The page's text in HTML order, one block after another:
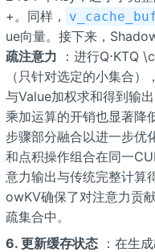
+。同样，
ue向量。接下来，
疏注意力 ：进行Q⋅KTQ
（只针对选定的小集合
与Value加权求和得到输
乘加运算的开销也显著降
步骤部分融合以进一步优
和点积操作组合在同一
意力输出与传统完整计
owKV确保了对注意力贡
疏集合中。
6. 更新缓存状态：在生成